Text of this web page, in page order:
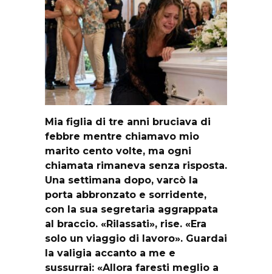
Mia figlia di tre anni bruciava di
febbre mentre chiamavo mio
marito cento volte, ma ogni
chiamata rimaneva senza risposta.
Una settimana dopo, varcò la
porta abbronzato e sorridente,
con la sua segretaria aggrappata
al braccio. «Rilassati», rise. «Era
solo un viaggio di lavoro». Guardai
la valigia accanto a me e
sussurrai: «Allora faresti meglio a